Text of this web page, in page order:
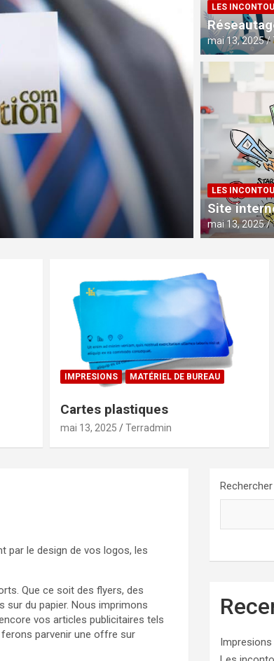
NOS SERVICES
janvier 22,
LES
mai 13, 2025
LES
Site
mai 13, 2025
IMPRESIONS MATÉRIEL DE BUREAU
Cartes plastiques
mai 13, 2025 Terradmin
par le design de vos logos, les
Que ce soit des flyers, des
du papier. Nous imprimons
vos articles publicitaires tels
parvenir une offre sur
Rechercher
Impresions